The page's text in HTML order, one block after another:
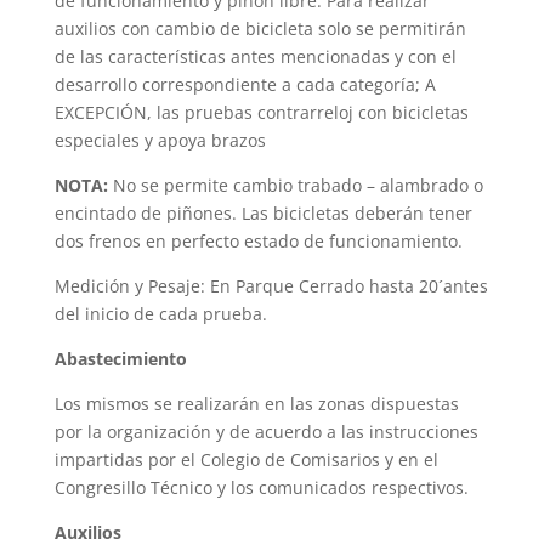
auxilios con cambio de bicicleta solo se permitirán
de las características antes mencionadas y con el
desarrollo correspondiente a cada categoría; A
EXCEPCIÓN, las pruebas contrarreloj con bicicletas
especiales y apoya brazos
NOTA: No se permite cambio trabado – alambrado o
encintado de piñones. Las bicicletas deberán tener
dos frenos en perfecto estado de funcionamiento.
Medición y Pesaje: En Parque Cerrado hasta 20´antes
del inicio de cada prueba.
Abastecimiento
Los mismos se realizarán en las zonas dispuestas
por la organización y de acuerdo a las instrucciones
impartidas por el Colegio de Comisarios y en el
Congresillo Técnico y los comunicados respectivos.
Auxilios